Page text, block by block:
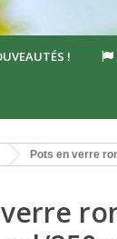
!
Pots en verre